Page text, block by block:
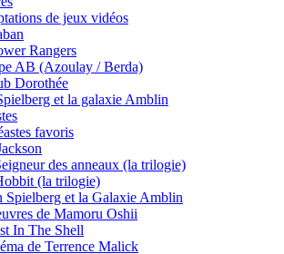
de jeux vidéos
Rangers
AB (Azoulay / Berda)
Dorothée
et la galaxie Amblin
favoris
des anneaux (la trilogie)
(la trilogie)
Spielberg et la Galaxie Amblin
de Mamoru Oshii
In The Shell
de Terrence Malick